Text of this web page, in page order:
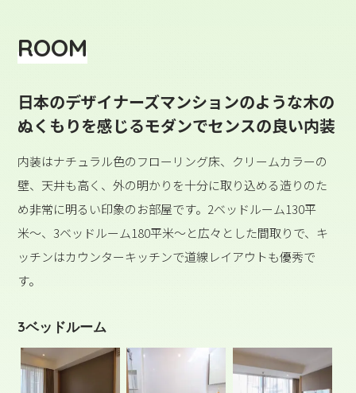
ROOM
日本のデザイナーズマンションのような木の
ぬくもりを感じるモダンでセンスの良い内装
内装はナチュラル色のフローリング床、クリームカラーの
壁、天井も高く、外の明かりを十分に取り込める造りのた
め非常に明るい印象のお部屋です。2ベッドルーム130平
米〜、3ベッドルーム180平米〜と広々とした間取りで、キ
ッチンはカウンターキッチンで道線レイアウトも優秀で
す。
3ベッドルーム